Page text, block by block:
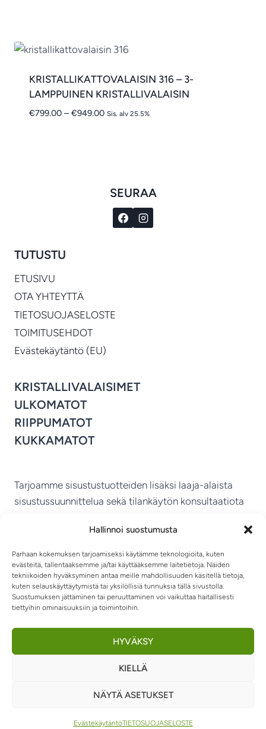
Hallinnoi suostumusta
Parhaan kokemuksen tarjoamiseksi käytämme teknologioita, kuten
evästeitä, tallentaaksemme ja/tai käyttääksemme laitetietoja. Näiden
tekniikoiden hyväksyminen antaa meille mahdollisuuden käsitellä tietoja,
kuten selauskäyttäytymistä tai yksilöllisiä tunnuksia tällä sivustolla.
Suostumuksen jättäminen tai peruuttaminen voi vaikuttaa haitallisesti
tiettyihin ominaisuuksiin ja toimintoihin.
HYVÄKSY
KIELLÄ
NÄYTÄ ASETUKSET
EvästekäytäntöTIETOSUOJASELOSTE
KRISTALLIKATTOVALAISIN 316 – 3-
LAMPPUINEN KRISTALLIVALAISIN
€799.00 – €949.00Hintaluokka:
Sis. alv 25.5%
SEURAA
TUTUSTU
ETUSIVU
OTA YHTEYTTÄ
TIETOSUOJASELOSTE
TOIMITUSEHDOT
Evästekäytäntö (EU)
KRISTALLIVALAISIMET
ULKOMATOT
RIIPPUMATOT
KUKKAMATOT
Tarjoamme sisustustuotteiden lisäksi laaja-alaista
sisustussuunnittelua sekä tilankäytön konsultaatiota
MIKKELIN VITRIINI KY
RIIPPUMATOT JA -TUOLIT